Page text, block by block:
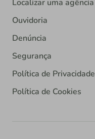
Localizar uma agência
Ouvidoria
Denúncia
Segurança
Política de Privacidade
Política de Cookies